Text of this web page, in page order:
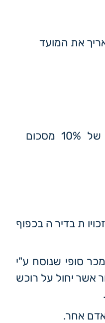
את המועד
המחאה בנקאית לפקודת הח"מ בגובה של 10% מסכום
בדירה בכפוף
סופי שנוסח ע"י
אשר יחול על רוכש
אחר.